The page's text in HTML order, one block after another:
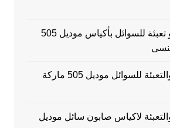
ماكينات التغليف و تعبئة للسوائل بأكياس موديل 505
ماكينات التغليف والتعبئة للسوائل موديل 505 ماركة
لاكياس صابون سائل موديل